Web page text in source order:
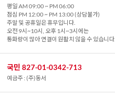
평일 AM 09:00 ~ PM 06:00
점심 PM 12:00 ~ PM 13:00 (상담불가)
주말 및 공휴일은 휴무입니다.
오전 9시~10시, 오후 1시~3시에는
통화량이 많아 연결이 원활치 않을 수 있습니다.
국민 827-01-0342-713
예금주 : (주)동서